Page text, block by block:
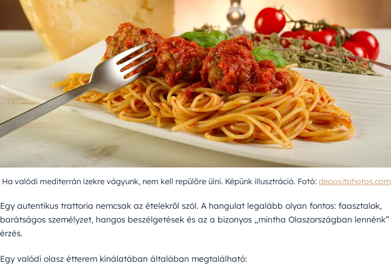
Ha valódi mediterrán ízekre vágyunk, nem kell repülőre ülni. Képünk illusztráció. Fotó: depositphotos.com
Egy autentikus trattoria nemcsak az ételekről szól. A hangulat legalább olyan fontos: faasztalok,
barátságos személyzet, hangos beszélgetések és az a bizonyos „mintha Olaszországban lennénk”
érzés.
Egy valódi olasz étterem kínálatában általában megtalálható: